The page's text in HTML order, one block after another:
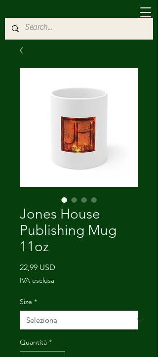
Jones House
Publishing Mug
11oz
22,99 USD
IVA esclusa
Size *
Quantità *